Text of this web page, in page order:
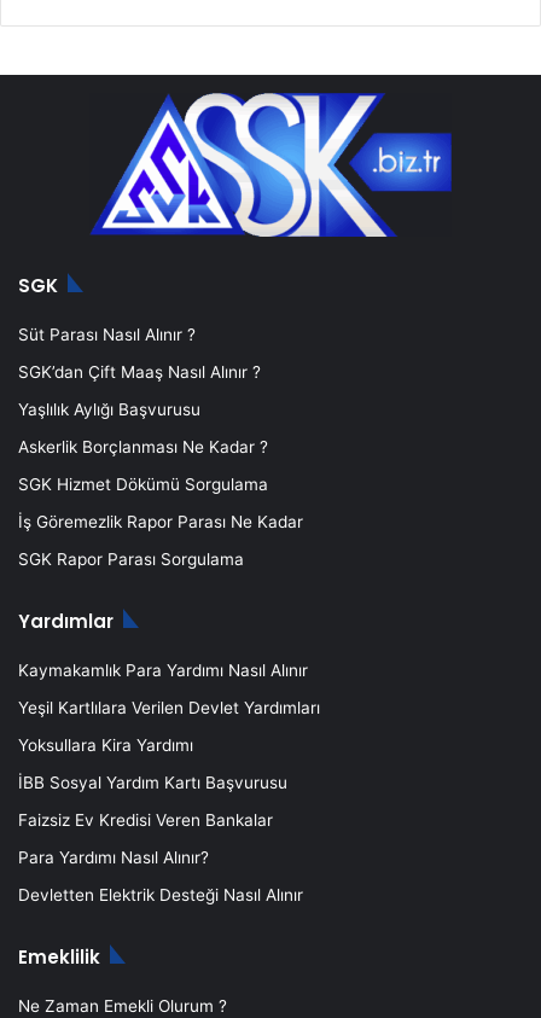
SGK
Süt Parası Nasıl Alınır ?
SGK’dan Çift Maaş Nasıl Alınır ?
Yaşlılık Aylığı Başvurusu
Askerlik Borçlanması Ne Kadar ?
SGK Hizmet Dökümü Sorgulama
İş Göremezlik Rapor Parası Ne Kadar
SGK Rapor Parası Sorgulama
Yardımlar
Kaymakamlık Para Yardımı Nasıl Alınır
Yeşil Kartlılara Verilen Devlet Yardımları
Yoksullara Kira Yardımı
İBB Sosyal Yardım Kartı Başvurusu
Faizsiz Ev Kredisi Veren Bankalar
Para Yardımı Nasıl Alınır?
Devletten Elektrik Desteği Nasıl Alınır
Emeklilik
Ne Zaman Emekli Olurum ?